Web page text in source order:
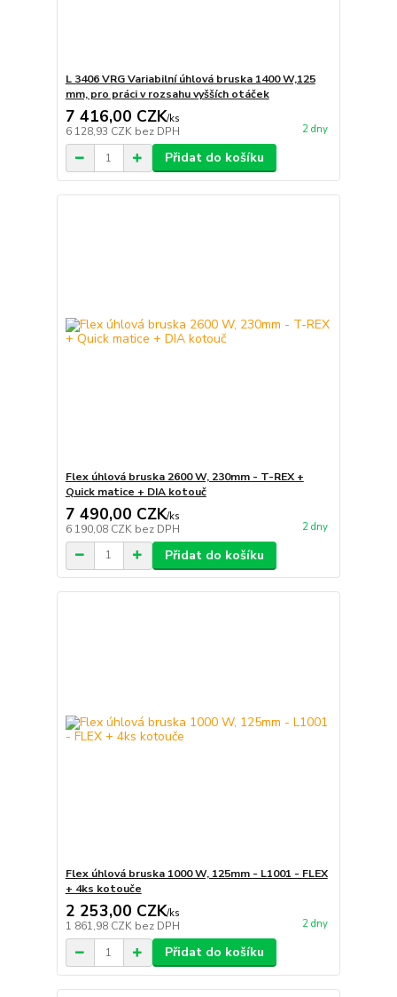
L 3406 VRG Variabilní úhlová bruska 1400 W,125
mm, pro práci v rozsahu vyšších otáček
7 416,00 CZK/ks
6 128,93 CZK bez DPH 2 dny
Přidat do košíku
Flex úhlová bruska 2600 W, 230mm - T-REX +
Quick matice + DIA kotouč
7 490,00 CZK/ks
6 190,08 CZK bez DPH 2 dny
Přidat do košíku
Flex úhlová bruska 1000 W, 125mm - L1001 - FLEX
+ 4ks kotouče
2 253,00 CZK/ks
1 861,98 CZK bez DPH 2 dny
Přidat do košíku